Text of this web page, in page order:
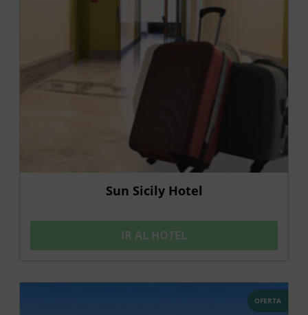
Sun Sicily Hotel
IR AL HOTEL
OFERTA